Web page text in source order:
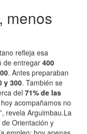
menos
refleja esa
de entregar 400
. Antes preparaban
y 300. También se
del 71% de las
acompañamos no
revela Arguimbau.La
Orientación y